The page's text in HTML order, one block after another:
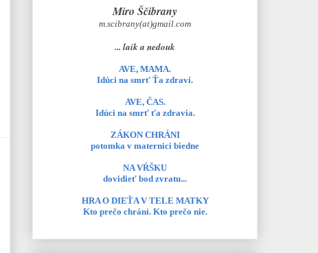
Miro Ščibrany
m.scibrany(at)gmail.com
... laik a nedouk
AVE, MAMA.
Idúci na smrť Ťa zdraví.
AVE, ČAS.
Idúci na smrť ťa zdravia.
ZÁKON CHRÁNI
potomka v maternici biedne
NA VŔŠKU
dovidieť bod zvratu...
HRA O DIEŤA V TELE MATKY
Kto prečo chráni. Kto prečo nie.